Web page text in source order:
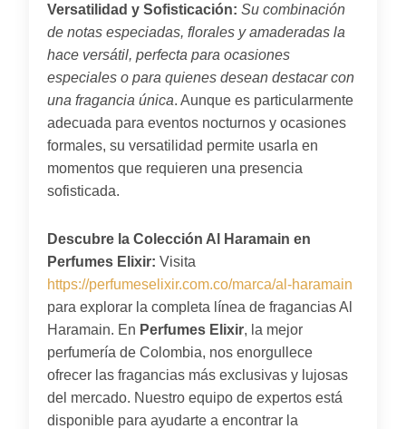
Versatilidad y Sofisticación: Su combinación
de notas especiadas, florales y amaderadas la
hace versátil, perfecta para ocasiones
especiales o para quienes desean destacar con
una fragancia única. Aunque es particularmente
adecuada para eventos nocturnos y ocasiones
formales, su versatilidad permite usarla en
momentos que requieren una presencia
sofisticada.
Descubre la Colección Al Haramain en
Perfumes Elixir: Visita
https://perfumeselixir.com.co/marca/al-haramain
para explorar la completa línea de fragancias Al
Haramain. En Perfumes Elixir, la mejor
perfumería de Colombia, nos enorgullece
ofrecer las fragancias más exclusivas y lujosas
del mercado. Nuestro equipo de expertos está
disponible para ayudarte a encontrar la